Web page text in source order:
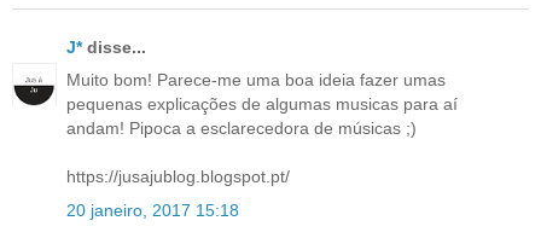
J*disse...
Muito bom! Parece-me uma boa ideia fazer umas
pequenas explicações de algumas musicas para aí
andam! Pipoca a esclarecedora de músicas ;)
https://jusajublog.blogspot.pt/
20 janeiro, 2017 15:18